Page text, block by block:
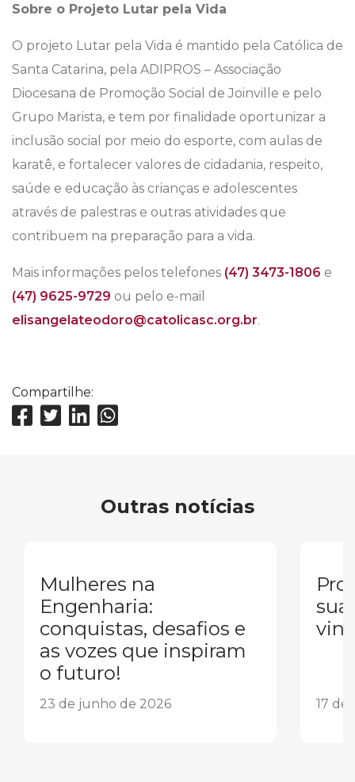
Sobre o Projeto Lutar pela Vida
O projeto Lutar pela Vida é mantido pela Católica de
Santa Catarina, pela ADIPROS – Associação
Diocesana de Promoção Social de Joinville e pelo
Grupo Marista, e tem por finalidade oportunizar a
inclusão social por meio do esporte, com aulas de
karatê, e fortalecer valores de cidadania, respeito,
saúde e educação às crianças e adolescentes
através de palestras e outras atividades que
contribuem na preparação para a vida.
Mais informações pelos telefones (47) 3473-1806 e
(47) 9625-9729 ou pelo e-mail
elisangelateodoro@catolicasc.org.br.
Compartilhe:
Outras notícias
Mulheres na
Engenharia:
conquistas, desafios e
as vozes que inspiram
o futuro!
23 de junho de 2026
sua
17 de